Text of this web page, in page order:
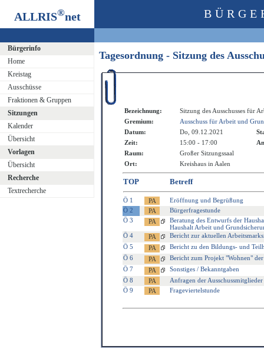
ALLRIS®net
Bürgerinfo
Home
Kreistag
Ausschüsse
Fraktionen & Gruppen
Sitzungen
Kalender
Übersicht
Vorlagen
Übersicht
Recherche
Textrecherche
Tagesordnung - Sitzung des
Bezeichnung:
Sitzung des Ausschusses für
Gremium:
Ausschuss für Arbeit und
Datum:
Do, 09.12.2021
Zeit:
15:00 - 17:00
Raum:
Großer Sitzungssaal
Ort:
Kreishaus in Aalen
TOP Betreff
Ö 1
Eröffnung und Begrüßung
Ö 2
Bürgerfragestunde
Ö 3
Beratung des Entwurfs der
Haushalt Arbeit und
Ö 4
Bericht zur aktuellen
Ö 5
Bericht zu den Bildungs- und
Ö 6
Bericht zum Projekt "Wohnen" der
Ö 7
Sonstiges / Bekanntgaben
Ö 8
Anfragen der Ausschussmitglieder
Ö 9
Frageviertelstunde